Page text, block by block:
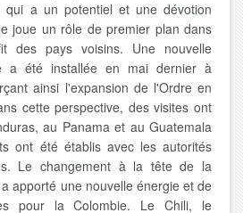
qui a un potentiel et une dévotion
joue un rôle de premier plan dans
des pays voisins. Une nouvelle
a été installée en mai dernier à
ainsi l'expansion de l'Ordre en
cette perspective, des visites ont
au Panama et au Guatemala
ont été établis avec les autorités
Le changement à la tête de la
apporté une nouvelle énergie et de
pour la Colombie. Le Chili, le